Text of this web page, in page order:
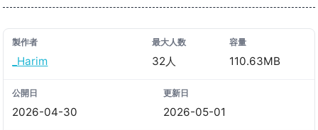
製作者
_Harim
最大人数
32人
容量
110.63MB
公開日
2026-04-30
更新日
2026-05-01